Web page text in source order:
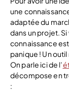
une
adaptée du
dans un projet.
connaissance
panique ! Un
On parle ici de l’
décompose en
: